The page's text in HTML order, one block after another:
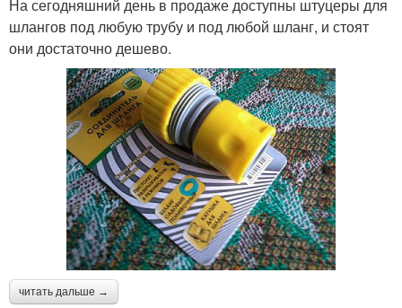
На сегодняшний день в продаже доступны штуцеры для
шлангов под любую трубу и под любой шланг, и стоят
они достаточно дешево.
читать дальше →